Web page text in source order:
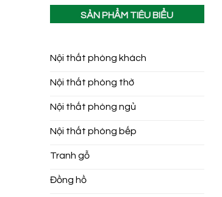
SẢN PHẨM TIÊU BIỂU
Nội thất phòng khách
Nội thất phòng thờ
Nội thất phòng ngủ
Nội thất phòng bếp
Tranh gỗ
Đồng hồ